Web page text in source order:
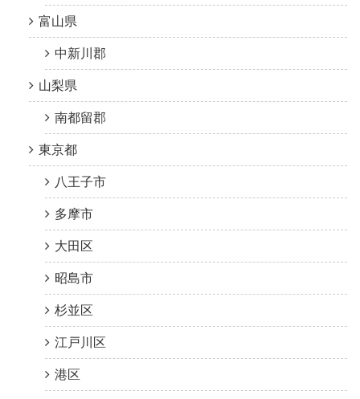
富山県
中新川郡
山梨県
南都留郡
東京都
八王子市
多摩市
大田区
昭島市
杉並区
江戸川区
港区